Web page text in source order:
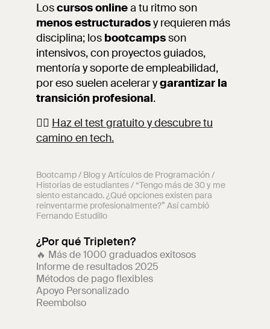
Loscursos onlinea tu ritmo son
menos estructuradosy requieren más
disciplina; los bootcampsson
intensivos, con proyectos guiados,
mentoría y soporte de empleabilidad,
por eso suelen acelerar ygarantizar la
transición profesional.
👉🏼 Haz el test gratuito y descubre tu
camino en tech.
Bootcamp/ Blog y Artículos de Programación /
Historias de estudiantes/ “Tengo más de 30 y me
siento estancado. ¿Qué opciones existen para
reinventarme profesionalmente?” Así cambió
Fernando Estudillo
¿Por qué Tripleten?
🔥 Más de 1000 graduados exitosos
Informe de resultados 2025
Métodos de pago flexibles
Apoyo Personalizado
Reembolso